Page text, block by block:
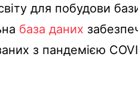
для побудови
база даних
з пандемією